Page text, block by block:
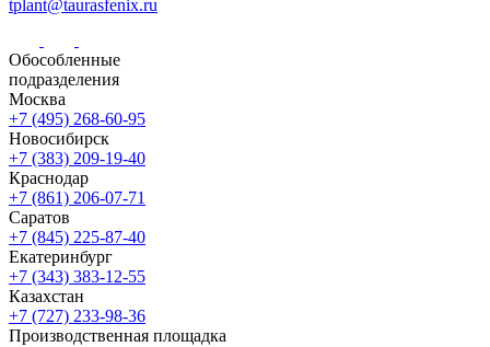
tplant@taurasfenix.ru
Обособленные
подразделения
Москва
+7 (495) 268-60-95
Новосибирск
+7 (383) 209-19-40
Краснодар
+7 (861) 206-07-71
Саратов
+7 (845) 225-87-40
Екатеринбург
+7 (343) 383-12-55
Казахстан
+7 (727) 233-98-36
Производственная площадка